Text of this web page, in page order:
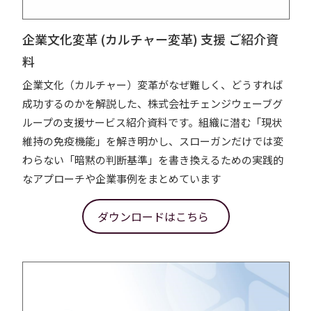
企業文化変革 (カルチャー変革) 支援 ご紹介資
料
企業文化（カルチャー）変革がなぜ難しく、どうすれば
成功するのかを解説した、株式会社チェンジウェーブグ
ループの支援サービス紹介資料です。組織に潜む「現状
維持の免疫機能」を解き明かし、スローガンだけでは変
わらない「暗黙の判断基準」を書き換えるための実践的
なアプローチや企業事例をまとめています
ダウンロードはこちら